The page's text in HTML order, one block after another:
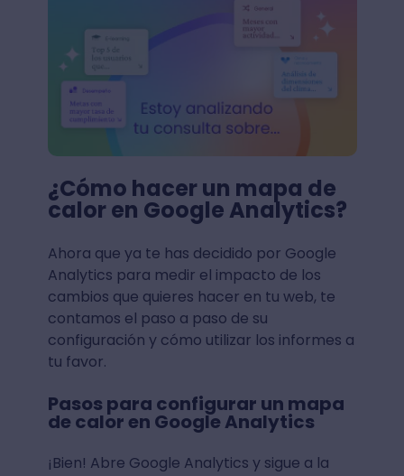
¿Cómo hacer un mapa de
calor en Google Analytics?
Ahora que ya te has decidido por Google
Analytics para medir el impacto de los
cambios que quieres hacer en tu web, te
contamos el paso a paso de su
configuración y cómo utilizar los informes a
tu favor.
Pasos para configurar un mapa
de calor en Google Analytics
¡Bien! Abre Google Analytics y sigue a la